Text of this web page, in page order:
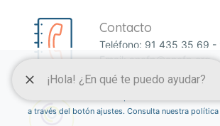
Contacto
Teléfono: 91 435 35 69 -
Email:anefp@anefp.org
Esta página web usa cookies para permitir el
la web y mejorar la experiencia del usuario a
Puedes informarte sobre qué cookies estamos
a través del botón ajustes. Consulta nuestra